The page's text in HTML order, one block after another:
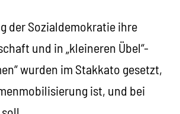
der Sozialdemokratie ihre
und in „kleineren Übel“-
wurden im Stakkato gesetzt,
ist, und bei